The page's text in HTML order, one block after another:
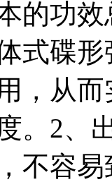
的功
式碟
，从
。2、
不容